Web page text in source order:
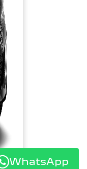
WhatsApp